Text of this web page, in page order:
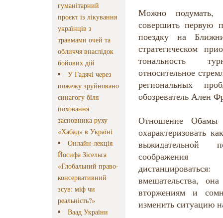
гуманітарний
проєкт із лікування
українців з
травмами очей та
обличчя внаслідок
бойових дій
У Гадячі через
пожежу зруйновано
синагогу біля
поховання
засновника руху
«Хабад» в Україні
Онлайн-лекція
Йосифа Зісельса
«Глобальний право-
консервативний
зсув: міф чи
реальність?»
Ваад України
Можно подумать,
совершить первую
поездку на
стратегическом
тональность
относительное
региональных
обозреватель Ален
Отношение
охарактеризовать
выжидательной
соображения
вмешательства,
вторжениям и
изменить ситуацию